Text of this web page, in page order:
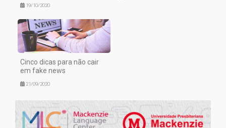
19/10/2020
Cinco dicas para não cair
em fake news
21/09/2020